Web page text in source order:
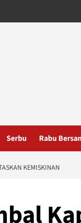
Serbu Rabu
KEMISKINAN